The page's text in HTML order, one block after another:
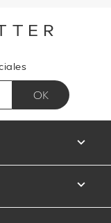

